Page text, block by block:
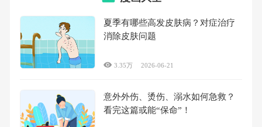
夏季有哪些高发皮肤病？对症治疗
消除皮肤问题
3.35万 2026-06-21
意外外伤、烫伤、溺水如何急救？
看完这篇或能“保命”！